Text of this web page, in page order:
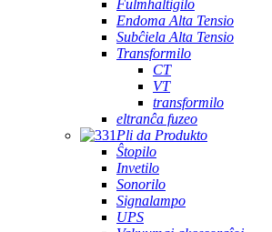
Fulmhaltigilo
Endoma Alta Tensio
Subĉiela Alta Tensio
Transformilo
CT
VT
transformilo
eltranĉa fuzeo
Pli da Produkto
Ŝtopilo
Invetilo
Sonorilo
Signalampo
UPS